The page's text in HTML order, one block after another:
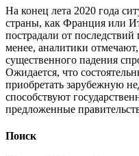
На конец лета 2020 года
страны, как Франция или
пострадали от
менее, аналитики отмечают,
существенного падения
Ожидается, что
приобретать зарубежную
способствуют
предложенные
Поиск